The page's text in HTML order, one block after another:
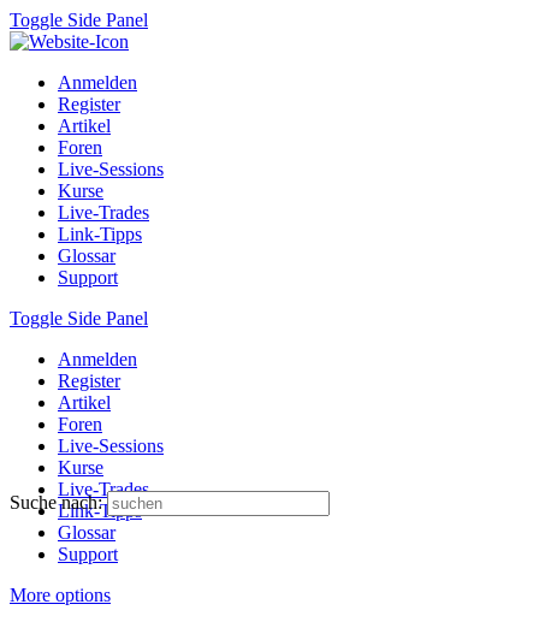
Toggle Side Panel
Anmelden
Register
Artikel
Foren
Live-Sessions
Kurse
Live-Trades
Link-Tipps
Glossar
Support
Toggle Side Panel
Anmelden
Register
Artikel
Foren
Live-Sessions
Kurse
Live-Trades
Link-Tipps
Glossar
Support
More options
Suche nach: